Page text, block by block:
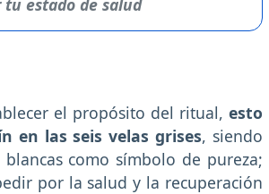
el propósito del ritual, esto
en las seis velas grises, siendo
como símbolo de pureza;
por la salud y la recuperación